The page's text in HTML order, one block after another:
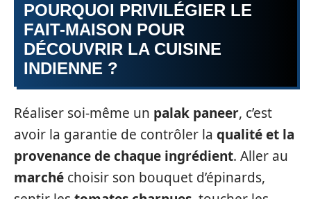
POURQUOI PRIVILÉGIER LE
FAIT-MAISON POUR
DÉCOUVRIR LA CUISINE
INDIENNE ?
Réaliser soi-même un palak paneer, c’est
avoir la garantie de contrôler la qualité et la
provenance de chaque ingrédient. Aller au
marché choisir son bouquet d’épinards,